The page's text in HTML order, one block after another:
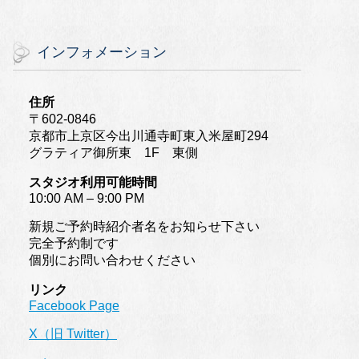
インフォメーション
住所
〒602-0846
京都市上京区今出川通寺町東入米屋町294
グラティア御所東 1F 東側
スタジオ利用可能時間
10:00 AM – 9:00 PM
新規ご予約時紹介者名をお知らせ下さい
完全予約制です
個別にお問い合わせください
リンク
Facebook Page
X（旧 Twitter）